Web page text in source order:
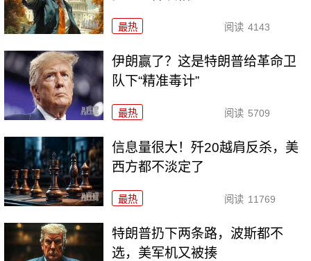
最热 阅读 4143
伊朗赢了？这是特朗普给革命卫
队下“精准毒计”
最热 阅读 5709
信息量很大！歼20越肩反杀，美
西方都不淡定了
最热 阅读 11769
特朗普扔下两条路，波斯都不
选，美军机又被揍